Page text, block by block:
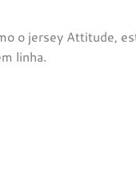
o jersey Attitude,
linha.